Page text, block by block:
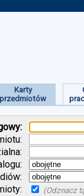
Karty
przedmiotów
(Odznacz